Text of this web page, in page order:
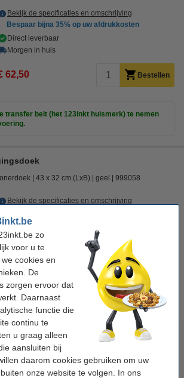
zo
voor u te
cookies en
De
zorgen ervoor dat
Daarnaast
functie die
continu te
u graag alleen
aansluiten bij
daarom cookies gebruiken om uw
onze website te volgen. In ons
Bekijk de specificaties en omschrijving
Bespaar bijna 35% op uw afdrukkosten
Direct leverbaar
Morgen in huis
62,50 Bestellen
transfer belt (het 123inkt huismerk) te nemen
43 x 32 cm (LxB) geel 999058
Bekijk de specificaties en omschrijving
Morgen in huis
0,95
Populaire producten